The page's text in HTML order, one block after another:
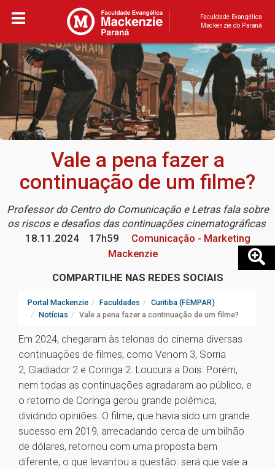
Faculdade Evangélica
Mackenzie do Paraná
Vale a pena fazer a
continuação de um filme?
Professor do Centro do Comunicação e Letras fala sobre
os riscos e desafios das continuações cinematográficas
18.11.2024
17h59
Comunicação - Marketing
Mackenzie
COMPARTILHE NAS REDES SOCIAIS
Portal Mackenzie Faculdades
Curitiba (FEMPAR)
Notícias
Vale a pena fazer a continuação de um filme?
Em 2024, chegaram às telonas do cinema diversas
continuações de filmes, como Venom 3, Sorria
2, Gladiador 2 e Coringa 2: Loucura a Dois. Porém,
nem todas as continuações agradaram ao público, e
o retorno de Coringa gerou grande polêmica,
dividindo opiniões. O filme, que havia sido um grande
sucesso em 2019, arrecadando cerca de um bilhão
de dólares, retornou com uma proposta bem
diferente, o que levantou a questão: será que vale a